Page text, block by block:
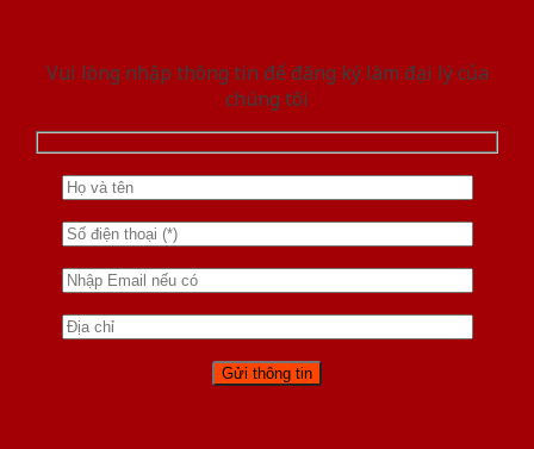
Vui lòng nhập thông tin để đăng ký làm đại lý của
chúng tôi